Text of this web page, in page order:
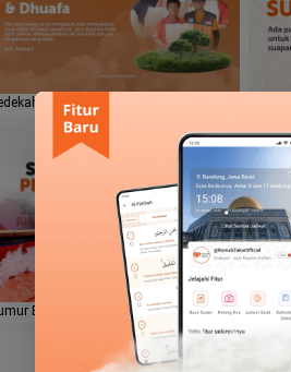
Untuk 2.800 Yatim Indonesia
Bor Pelosok Indonesia